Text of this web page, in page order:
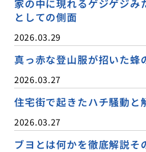
家の中に現れるゲジゲジみ
としての側面
2026.03.29
真っ赤な登山服が招いた蜂
2026.03.27
住宅街で起きたハチ騒動と
2026.03.27
ブヨとは何かを徹底解説そ